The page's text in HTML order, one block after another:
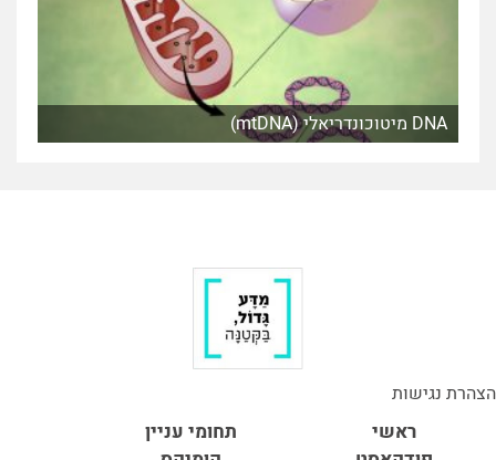
DNA מיטוכונדריאלי (mtDNA)
הצהרת נגישות
ראשי
תחומי עניין